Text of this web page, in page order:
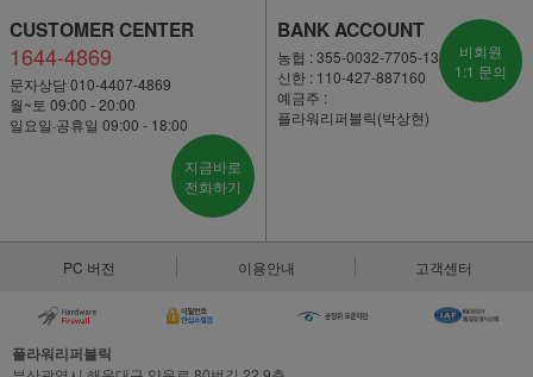
CUSTOMER CENTER
1644-4869
문자상담 010-4407-4869
월~토 09:00 - 20:00
일요일·공휴일 09:00 - 18:00
지금바로
전화하기
BANK ACCOUNT
농협 : 355-0032-7705-13
신한 : 110-427-887160
예금주 :
플라워리퍼블릭(박상현)
비회원
1:1 문의
PC 버전 이용안내 고객센터
플라워리퍼블릭